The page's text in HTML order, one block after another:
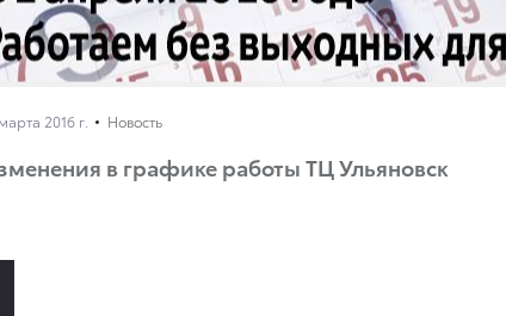
2016 г. Новость
в графике работы ТЦ Ульяновск